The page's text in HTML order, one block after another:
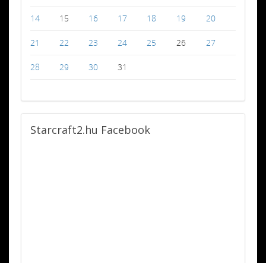
14 15 16 17 18 19 20
21 22 23 24 25 26 27
28 29 30 31
Starcraft2.hu Facebook